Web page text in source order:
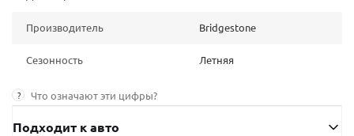
Производитель Bridgestone
Сезонность Летняя
? Что означают эти цифры?
Подходит к авто